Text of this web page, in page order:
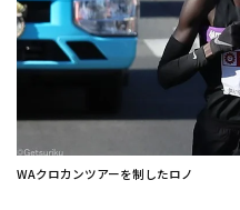
WAクロカンツアーを制したロノ